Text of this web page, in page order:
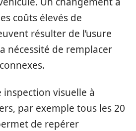
coûts élevés de
résulter de l’usure
nécessité de remplacer
inspection visuelle à
par exemple tous les 20
de repérer